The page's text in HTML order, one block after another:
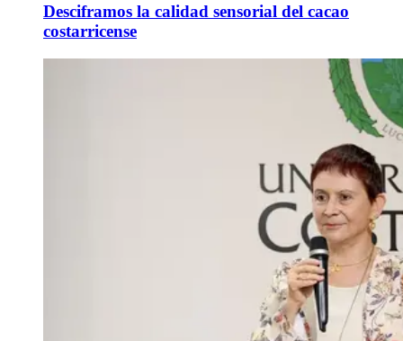
Desciframos la calidad sensorial del cacao
costarricense